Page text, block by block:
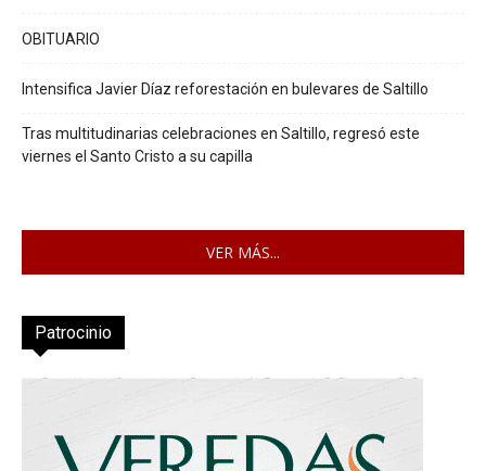
OBITUARIO
Intensifica Javier Díaz reforestación en bulevares de Saltillo
Tras multitudinarias celebraciones en Saltillo, regresó este
viernes el Santo Cristo a su capilla
VER MÁS...
Patrocinio